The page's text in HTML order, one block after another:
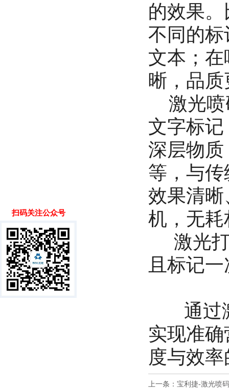
的效果
不同的
文本；
晰，品
激光喷
文字标
深层物
等，与
效果清
机，无
激光打
且标记
通过激
实现准
度与效
上一条： 宝利捷-激光喷
扫码关注公众号